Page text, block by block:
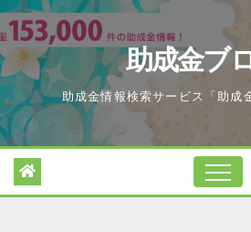
Skip
to
content
助成金ブ
助成金情報検索サービス「助成